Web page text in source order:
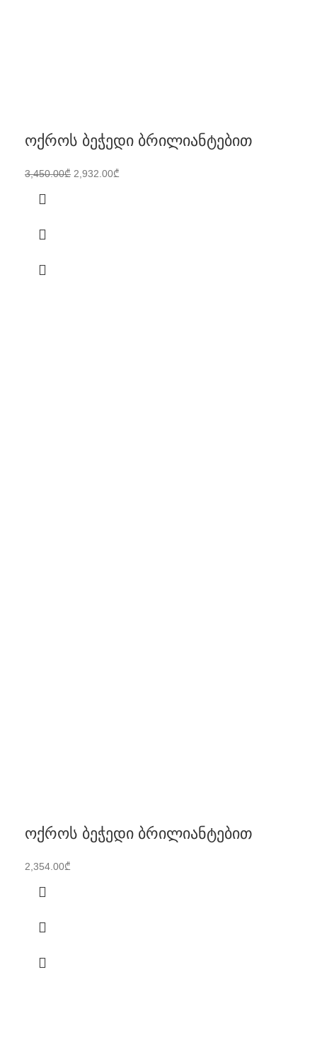
ოქროს ბეჭედი ბრილიანტებით
3,450.00₾ 2,932.00₾
ოქროს ბეჭედი ბრილიანტებით
2,354.00₾